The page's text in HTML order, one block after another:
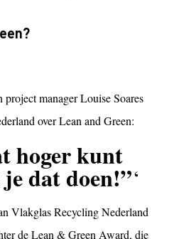
manager Louise Soares
over Lean and Green:
hoger kunt
dat doen!”
Vlakglas Recycling Nederland
de Lean & Green Award, die